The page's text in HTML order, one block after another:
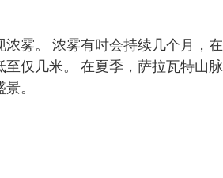
雾。 浓雾有时会持续几个月，在
仅几米。 在夏季，萨拉瓦特山
。